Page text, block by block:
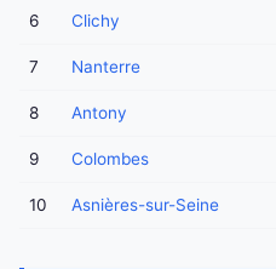
6 Clichy
7 Nanterre
8 Antony
9 Colombes
10 Asnières-sur-Seine